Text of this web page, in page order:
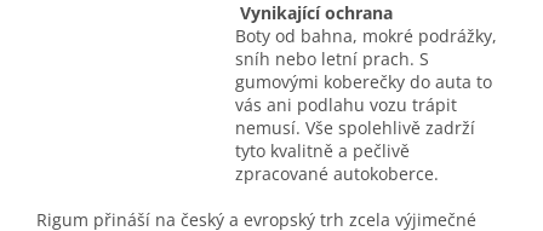
Vynikající ochrana
Boty od bahna, mokré podrážky,
sníh nebo letní prach. S
gumovými koberečky do auta to
vás ani podlahu vozu trápit
nemusí. Vše spolehlivě zadrží
tyto kvalitně a pečlivě
zpracované autokoberce.
Rigum přináší na český a evropský trh zcela výjimečné